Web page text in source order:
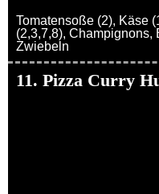
Tomatensoße (2), Käse
(2,3,7,8), Champignons,
Zwiebeln
11. Pizza Curry